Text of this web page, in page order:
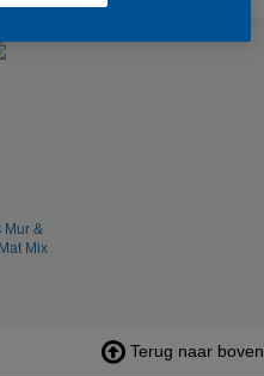
Mur &
Mix
Terug naar boven